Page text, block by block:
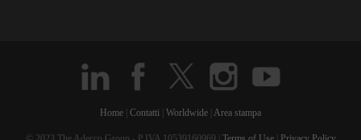
Home Contatti Worldwide Area stampa